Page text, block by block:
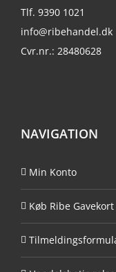
Tlf. 9390 1021
info@ribehandel.dk
Cvr.nr.: 28480628
NAVIGATION
Min Konto
Køb Ribe Gavekort